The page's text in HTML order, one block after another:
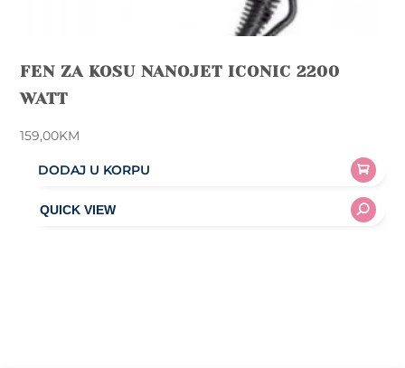
FEN ZA KOSU NANOJET ICONIC 2200
WATT
159,00KM
DODAJ U KORPU